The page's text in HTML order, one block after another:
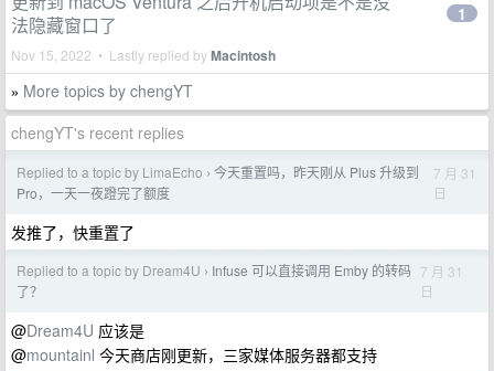
法隐藏窗口了
Nov 15, 2022 • Lastly replied byMacintosh
1
» More topics by chengYT
chengYT's recent replies
Replied to a topic by LimaEcho › 今天重置吗，昨天刚从 Plus 升级到
Pro，一天一夜蹬完了额度
7 月 31
日
发推了，快重置了
Replied to a topic by Dream4U › Infuse 可以直接调用 Emby 的转码
了？
7 月 31
日
@Dream4U 应该是
@mountainl 今天商店刚更新，三家媒体服务器都支持